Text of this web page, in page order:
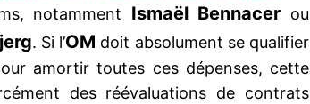
notamment Ismaël Bennacer ou
. Si l’OM doit absolument se qualifier
amortir toutes ces dépenses, cette
des réévaluations de contrats